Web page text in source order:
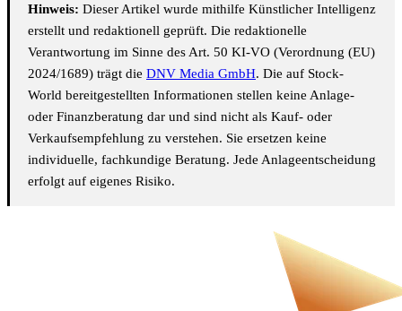
Hinweis: Dieser Artikel wurde mithilfe Künstlicher Intelligenz
erstellt und redaktionell geprüft. Die redaktionelle
Verantwortung im Sinne des Art. 50 KI-VO (Verordnung (EU)
2024/1689) trägt die DNV Media GmbH. Die auf Stock-
World bereitgestellten Informationen stellen keine Anlage-
oder Finanzberatung dar und sind nicht als Kauf- oder
Verkaufsempfehlung zu verstehen. Sie ersetzen keine
individuelle, fachkundige Beratung. Jede Anlageentscheidung
erfolgt auf eigenes Risiko.